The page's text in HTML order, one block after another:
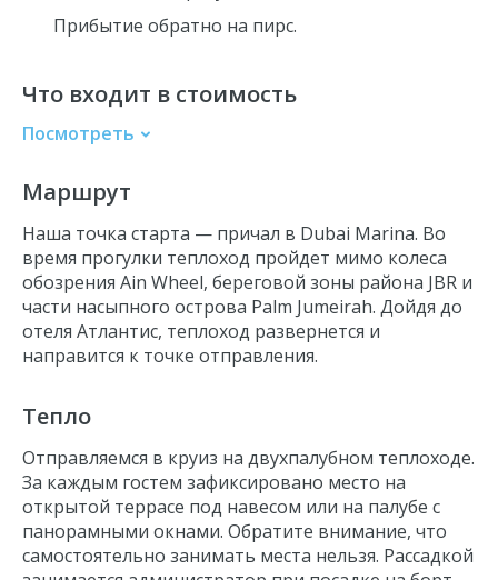
Прибытие обратно на пирс.
Что входит в стоимость
Посмотреть
Ужин в формате шведского стола
Место за столиком на теплоходе
Прогулка по маршруту
Развлекательная программа
Маршрут
Наша точка старта — причал в Dubai Marina. Во
время прогулки теплоход пройдет мимо колеса
обозрения Ain Wheel, береговой зоны района JBR и
части насыпного острова Palm Jumeirah. Дойдя до
отеля Атлантис, теплоход развернется и
направится к точке отправления.
Тепло
Отправляемся в круиз на двухпалубном теплоходе.
За каждым гостем зафиксировано место на
открытой террасе под навесом или на палубе с
панорамными окнами. Обратите внимание, что
самостоятельно занимать места нельзя. Рассадкой